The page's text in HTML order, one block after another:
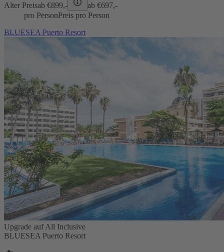
Alter Preisab €899,- ab €697,-
pro PersonPreis pro Person
BLUESEA Puerto Resort
Upgrade auf All Inclusive
BLUESEA Puerto Resort